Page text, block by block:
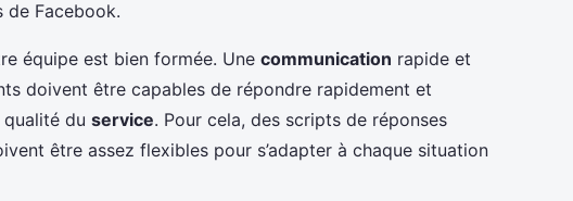
de Facebook.
équipe est bien formée. Une communication rapide et
doivent être capables de répondre rapidement et
du service. Pour cela, des scripts de réponses
être assez flexibles pour s’adapter à chaque situation